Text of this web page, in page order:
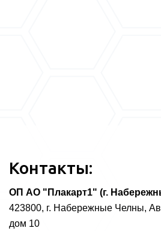
Контакты:
ОП АО "Плакарт1" (г.
423800, г. Набережные Челны,
дом 10